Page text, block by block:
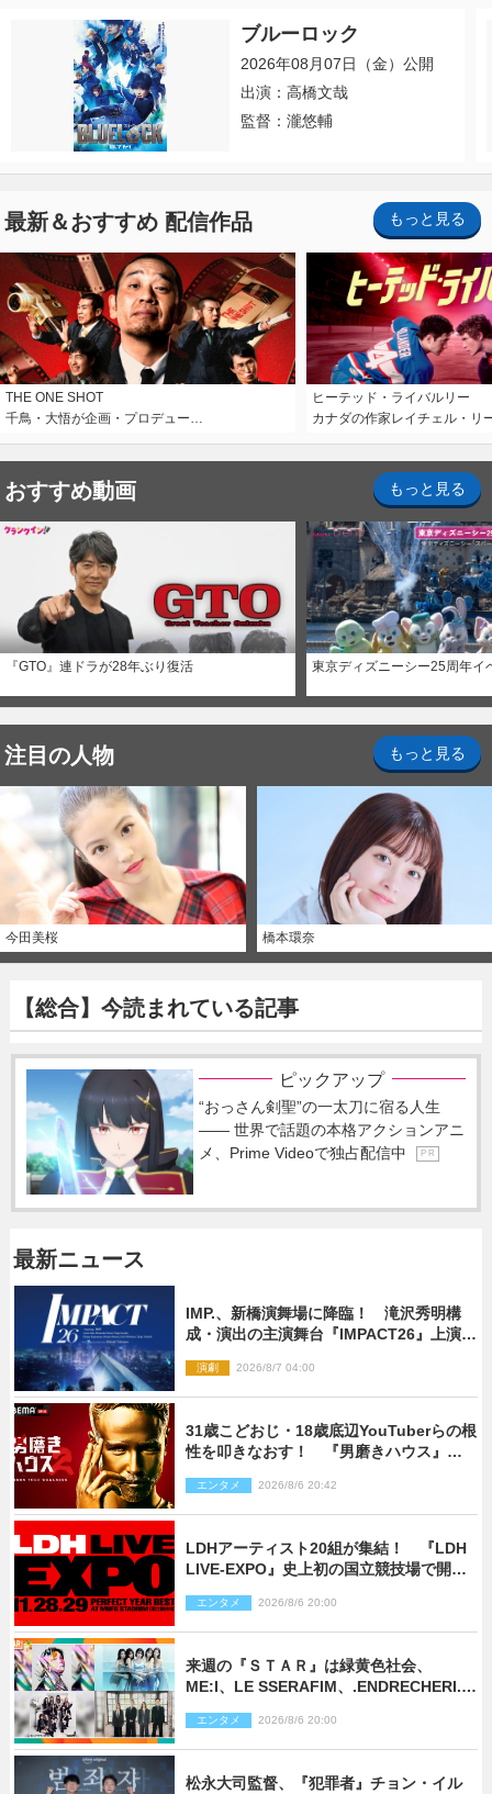
ブルーロック
2026年08月07日（金）公開
出演：高橋文哉
監督：瀧悠輔
最新＆おすすめ 配信作品 もっと見る
THE ONE SHOT
千鳥・大悟が企画・プロデュー…
ヒーテッド・ライバルリー
カナダの作家レイチェル・リ
おすすめ動画 もっと見る
『GTO』連ドラが28年ぶり復活 東京ディズニーシー25周年イ
注目の人物 もっと見る
今田美桜 橋本環奈
【総合】今読まれている記事
ピックアップ
“おっさん剣聖”の一太刀に宿る人生
―― 世界で話題の本格アクションアニ
メ、Prime Videoで独占配信中
P R
最新ニュース
IMP.、新橋演舞場に降臨！ 滝沢秀明構
成・演出の主演舞台『IMPACT26』上演決
演劇 2026/8/7 04:00
31歳こどおじ・18歳底辺YouTuberらの根
性を叩きなおす！ 『男磨きハウス』第2
エンタメ 2026/8/6 20:42
LDHアーティスト20組が集結！ 『LDH
LIVE‐EXPO』史上初の国立競技場で開催
エンタメ 2026/8/6 20:00
来週の『ＳＴＡＲ』は緑黄色社会、
ME:I、LE SSERAFIM、.ENDRECHERI.が
エンタメ 2026/8/6 20:00
松永大司監督、『犯罪者』チョン・イル